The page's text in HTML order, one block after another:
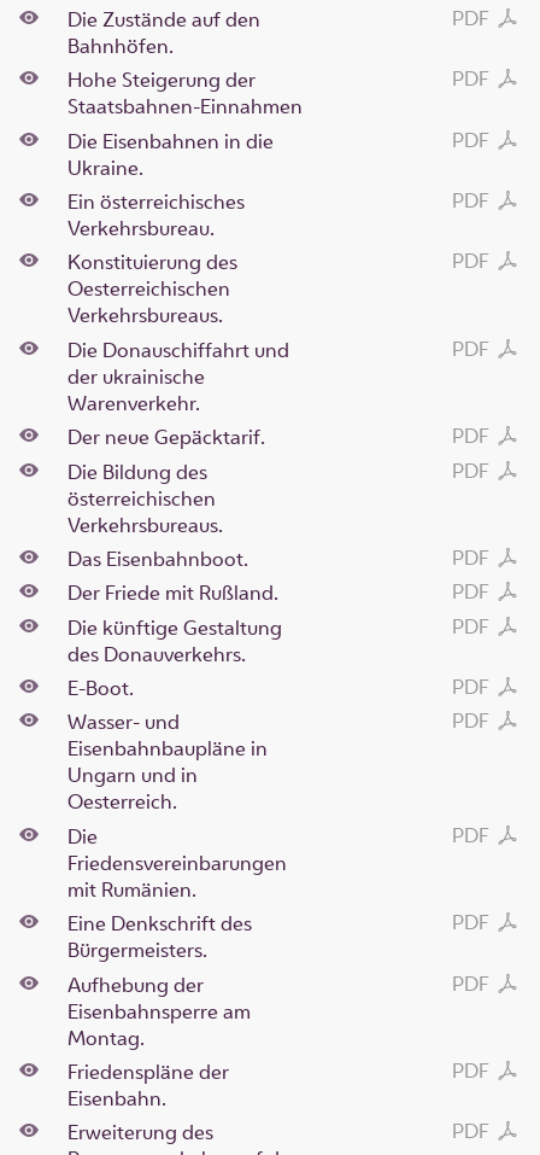
PDF
Die Zustände auf den
Bahnhöfen.
PDF
Hohe Steigerung der
Staatsbahnen-Einnahmen
PDF
Die Eisenbahnen in die
Ukraine.
PDF
Ein österreichisches
Verkehrsbureau.
PDF
Konstituierung des
Oesterreichischen
Verkehrsbureaus.
PDF
Die Donauschiffahrt und
der ukrainische
Warenverkehr.
PDF
Der neue Gepäcktarif.
PDF
Die Bildung des
österreichischen
Verkehrsbureaus.
PDF
Das Eisenbahnboot.
PDF
Der Friede mit Rußland.
PDF
Die künftige Gestaltung
des Donauverkehrs.
PDF
E-Boot.
PDF
Wasser- und
Eisenbahnbaupläne in
Ungarn und in
Oesterreich.
PDF
Die
Friedensvereinbarungen
mit Rumänien.
PDF
Eine Denkschrift des
Bürgermeisters.
PDF
Aufhebung der
Eisenbahnsperre am
Montag.
PDF
Friedenspläne der
Eisenbahn.
PDF
Erweiterung des